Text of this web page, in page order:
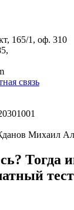
165/1, оф. 310
связь
Михаил
Тогда